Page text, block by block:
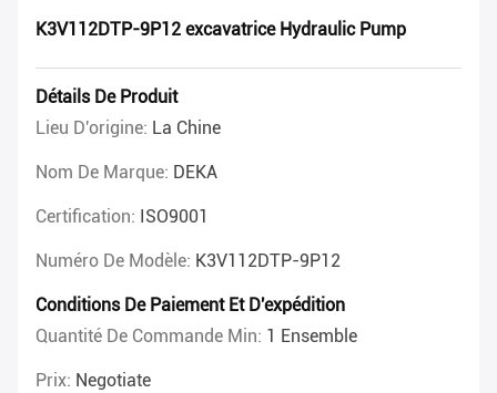
K3V112DTP-9P12 excavatrice Hydraulic Pump
Détails De Produit
Lieu D'origine: La Chine
Nom De Marque: DEKA
Certification: ISO9001
Numéro De Modèle: K3V112DTP-9P12
Conditions De Paiement Et D'expédition
Quantité De Commande Min: 1 Ensemble
Prix: Negotiate